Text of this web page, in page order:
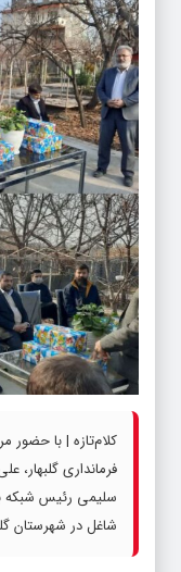
کلام‌تازه | با حضور
فرمانداری گلبهار،
سلیمی رئیس شبکه
شاغل در شهرستان